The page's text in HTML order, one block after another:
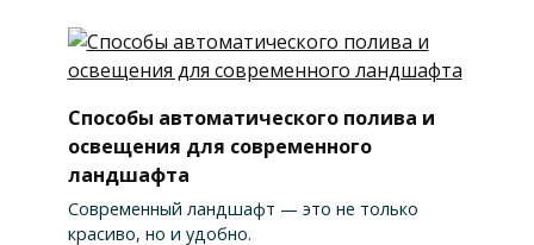
Способы автоматического полива и
освещения для современного
ландшафта
Современный ландшафт — это не только
красиво, но и удобно.